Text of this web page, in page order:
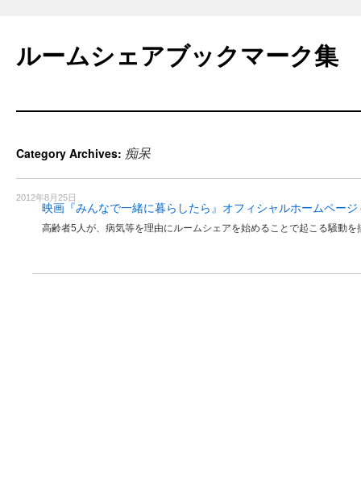
content
ルームシェアブックマーク集
Category Archives: 痴呆
2012年8月25日
映画『みんなで一緒に暮らしたら』オフィシャルホームページ
高齢者5人が、病気等を理由にルームシェアを始めることで起こる騒動